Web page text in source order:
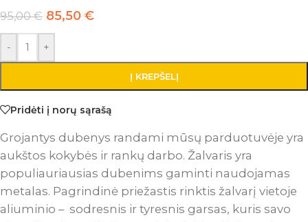
95,00€ 85,50 €
- +
Į KREPŠELĮ
Pridėti į norų sąrašą
Grojantys dubenys randami mūsų parduotuvėje yra
aukštos kokybės ir rankų darbo. Žalvaris yra
populiauriausias dubenims gaminti naudojamas
metalas. Pagrindinė priežastis rinktis žalvarį vietoje
aliuminio – sodresnis ir tyresnis garsas, kuris savo